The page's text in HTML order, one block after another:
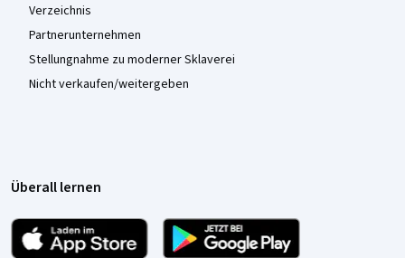
Verzeichnis
Partnerunternehmen
Stellungnahme zu moderner Sklaverei
Nicht verkaufen/weitergeben
Überall lernen